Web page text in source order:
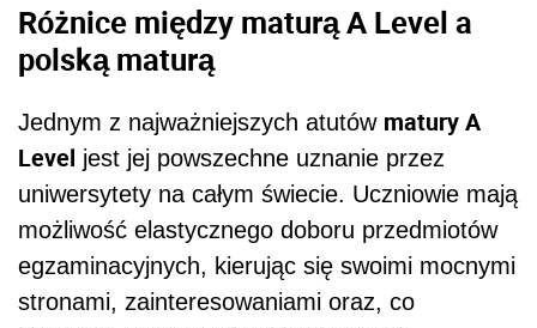
Różnice między maturą A Level a
polską maturą
Jednym z najważniejszych atutów matury A
Level jest jej powszechne uznanie przez
uniwersytety na całym świecie. Uczniowie mają
możliwość elastycznego doboru przedmiotów
egzaminacyjnych, kierując się swoimi mocnymi
stronami, zainteresowaniami oraz, co